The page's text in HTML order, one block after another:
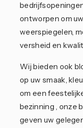
ontworpen om
weerspiegelen,
versheid en
Wij bieden ook
op uw smaak,
om een
bezinning , onze
geven uw